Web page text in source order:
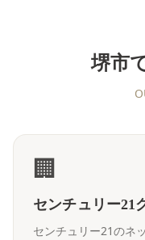
堺市
🏢
センチュリー21
センチュリー21のネ